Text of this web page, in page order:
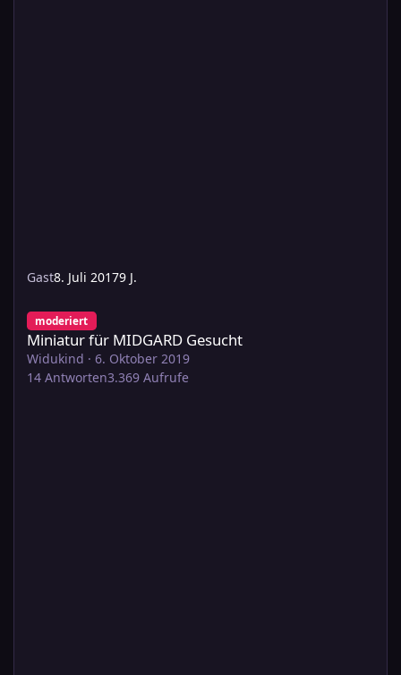
Gast8. Juli 20179 J.
moderiert
Miniatur für MIDGARD Gesucht
Widukind · 6. Oktober 2019
14 Antworten3.369 Aufrufe